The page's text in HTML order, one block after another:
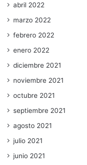
abril 2022
marzo 2022
febrero 2022
enero 2022
diciembre 2021
noviembre 2021
octubre 2021
septiembre 2021
agosto 2021
julio 2021
junio 2021